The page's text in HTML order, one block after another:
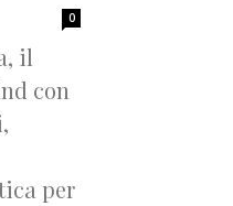
0
il
con
per